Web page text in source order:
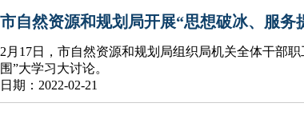
市自然资源和规划局开展“思想破冰、服务
2月17日，市自然资源和规划局组织局机关全体干部
围”大学习大讨论。
日期：2022-02-21